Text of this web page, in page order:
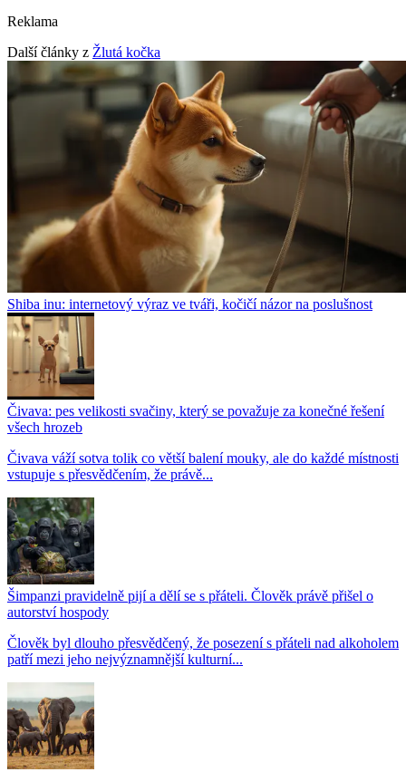
Reklama
Další články z Žlutá kočka
Shiba inu: internetový výraz ve tváři, kočičí názor na poslušnost
Čivava: pes velikosti svačiny, který se považuje za konečné řešení
všech hrozeb
Čivava váží sotva tolik co větší balení mouky, ale do každé místnosti
vstupuje s přesvědčením, že právě...
Šimpanzi pravidelně pijí a dělí se s přáteli. Člověk právě přišel o
autorství hospody
Člověk byl dlouho přesvědčený, že posezení s přáteli nad alkoholem
patří mezi jeho nejvýznamnější kulturní...